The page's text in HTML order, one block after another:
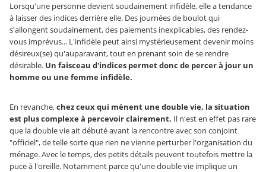
Lorsqu'une personne devient soudainement infidèle, elle a tendance
à laisser des indices derrière elle. Des journées de boulot qui
s'allongent soudainement, des paiements inexplicables, des rendez-
vous imprévus... L'infidèle peut ainsi mystérieusement devenir moins
désireux(se) qu'auparavant, tout en prenant soin de se rendre
désirable. Un faisceau d'indices permet donc de percer à jour un
homme ou une femme infidèle.
En revanche,chez ceux qui mènent une double vie, la situation
est plus complexe à percevoir clairement. Il n'est en effet pas rare
que la double vie ait débuté avant la rencontre avec son conjoint
"officiel", de telle sorte que rien ne vienne perturber l'organisation du
ménage. Avec le temps, des petits détails peuvent toutefois mettre la
puce à l'oreille. Notamment parce qu'une double vie implique un